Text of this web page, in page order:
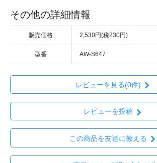
その他の詳細情報
販売価格 2,530円(税230円)
型番 AW-S647
レビューを見る(0件)
レビューを投稿
この商品を友達に教える